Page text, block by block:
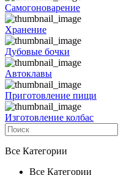
Самогоноварение
Хранение
Дубовые бочки
Автоклавы
Приготовление пищи
Изготовление колбас
Все Категории
Все Категории